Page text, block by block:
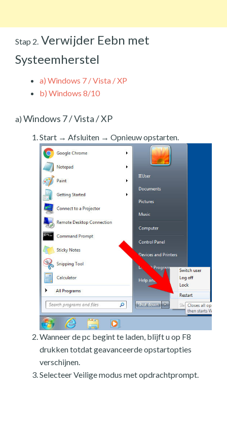
Stap 2. Verwijder Eebn met
Systeemherstel
a) Windows 7 / Vista / XP
b) Windows 8/10
a) Windows 7 / Vista / XP
Start → Afsluiten → Opnieuw opstarten.
Wanneer de pc begint te laden, blijft u op F8
drukken totdat geavanceerde opstartopties
verschijnen.
Selecteer Veilige modus met opdrachtprompt.